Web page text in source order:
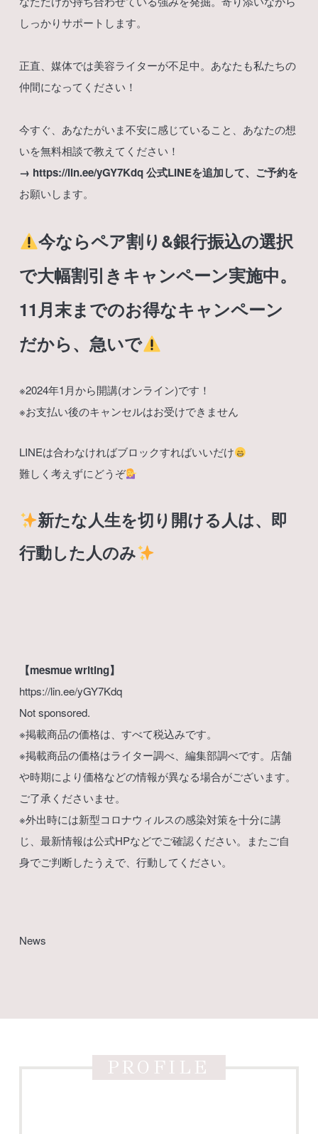
しっかりサポートします。
正直、媒体では美容ライターが不足中。あなたも私たちの
仲間になってください！
今すぐ、あなたがいま不安に感じていること、あなたの想
いを無料相談で教えてください！
→ https://lin.ee/yGY7Kdq公式LINEを追加して、ご予約を
お願いします。
今ならペア割り&銀行振込の選択
で大幅割引きキャンペーン実施中。
11月末までのお得なキャンペーン
だから、急いで
※2024年1月から開講(オンライン)です！
※お支払い後のキャンセルはお受けできません
LINEは合わなければブロックすればいいだけ
難しく考えずにどうぞ
新たな人生を切り開ける人は、即
行動した人のみ
【mesmue writing】
https://lin.ee/yGY7Kdq
Not sponsored.
※掲載商品の価格は、すべて税込みです。
※掲載商品の価格はライター調べ、編集部調べです。店舗
や時期により価格などの情報が異なる場合がございます。
ご了承くださいませ。
※外出時には新型コロナウィルスの感染対策を十分に講
じ、最新情報は公式HPなどでご確認ください。またご自
身でご判断したうえで、行動してください。
News
PROFILE